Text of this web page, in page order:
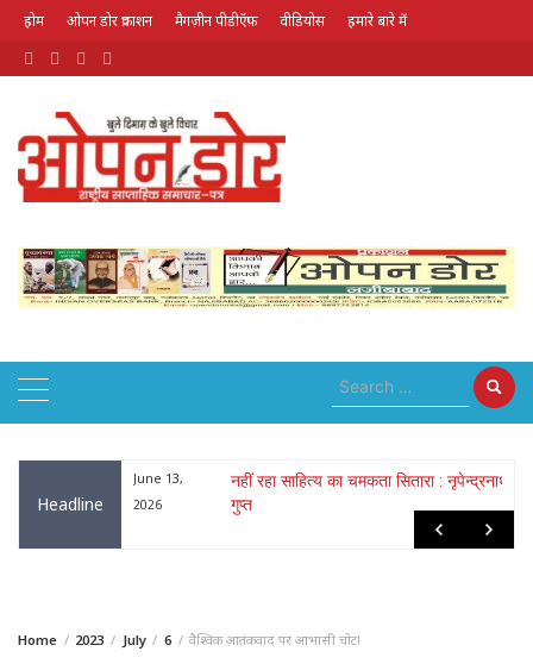
होम ओपन डोर प्रकाशन मैगज़ीन पीडीऍफ़ वीडियोस हमारे बारे में
Headline
May 26,
2026
लोक गायक भरत सिंह भारती हुए पद्मश्री से
सम्मानित
Home 2023 July 6 वैश्विक आतंकवाद पर आभासी चोट!